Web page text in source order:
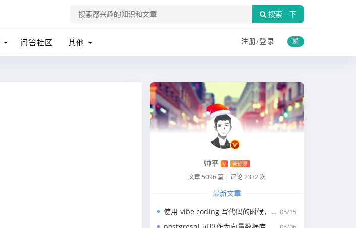
搜索一下
问答社区 其他 注册/登录 繁
帅平 V 管理员
文章 5096 篇 | 评论 2332 次
最新文章
05/15
使用 vibe coding 写代码的时候，一般我们会涉及到哪些提示词？